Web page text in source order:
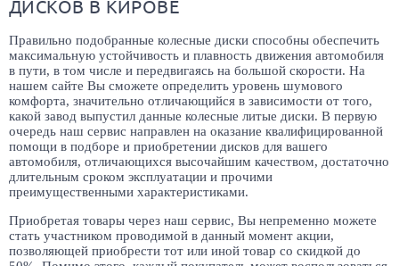
ДИСКОВ В КИРОВЕ
Правильно подобранные колесные диски способны обеспечить
максимальную устойчивость и плавность движения автомобиля
в пути, в том числе и передвигаясь на большой скорости. На
нашем сайте Вы сможете определить уровень шумового
комфорта, значительно отличающийся в зависимости от того,
какой завод выпустил данные колесные литые диски. В первую
очередь наш сервис направлен на оказание квалифицированной
помощи в подборе и приобретении дисков для вашего
автомобиля, отличающихся высочайшим качеством, достаточно
длительным сроком эксплуатации и прочими
преимущественными характеристиками.
Приобретая товары через наш сервис, Вы непременно можете
стать участником проводимой в данный момент акции,
позволяющей приобрести тот или иной товар со скидкой до